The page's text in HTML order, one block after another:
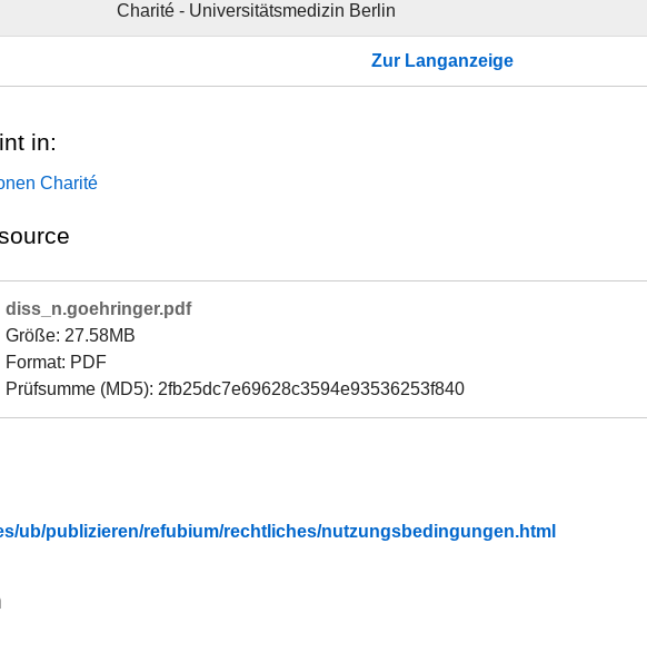
Charité - Universitätsmedizin Berlin
Zur Langanzeige
in:
Charité
diss_n.goehringer.pdf
Größe: 27.58MB
Format: PDF
Prüfsumme (MD5): 2fb25dc7e69628c3594e93536253f840
ub/publizieren/refubium/rechtliches/nutzungsbedingungen.html